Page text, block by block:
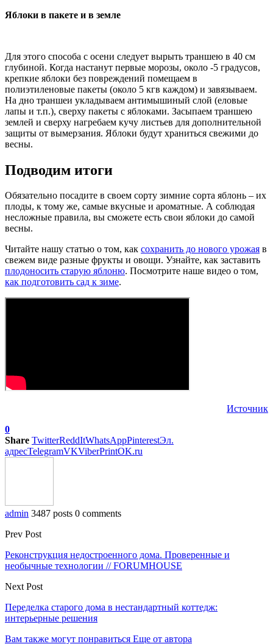
Яблоки в пакете и в земле
Для этого способа с осени следует вырыть траншею в 40 см
глубиной. Когда настанут первые морозы, около -5 градусов,
крепкие яблоки без повреждений помещаем в
полиэтиленовые пакеты (около 5 кгв каждом) и завязываем.
На дно траншеи укладываем антимышиный слой (еловые
лапы и т.п.), сверху пакеты с яблоками. Засыпаем траншею
землей и сверху нагребаем кучу листьев для дополнительной
защиты от вымерзания. Яблоки будут храниться свежими до
весны.
Подводим итоги
Обязательно посадите в своем сорту зимние сорта яблонь – их
плоды, к тому же, самые вкусные и ароматные. А соблюдая
несложные правила, вы сможете есть свои яблоки до самой
весны.
Читайте нашу статью о том, как сохранить до нового урожая в
свежем виде разные фрукты и овощи. Узнайте, как заставить
плодоносить старую яблоню. Посмотрите наше видео о том,
как подготовить сад к зиме.
Источник
0
Share TwitterReddItWhatsAppPinterestЭл.
адресTelegramVKViberPrintOK.ru
admin 3487 posts 0 comments
Prev Post
Реконструкция недостроенного дома. Проверенные и
необычные технологии // FORUMHOUSE
Next Post
Переделка старого дома в нестандартный коттедж:
интерьерные решения
Вам также могут понравиться Еще от автора